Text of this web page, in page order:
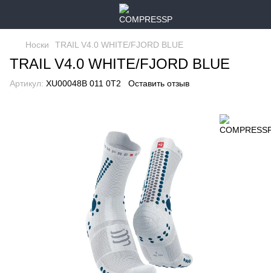
Носки TRAIL V4.0 WHITE/FJORD BLUE
TRAIL V4.0 WHITE/FJORD BLUE
Артикул: XU00048B 011 0T2 Оставить отзыв